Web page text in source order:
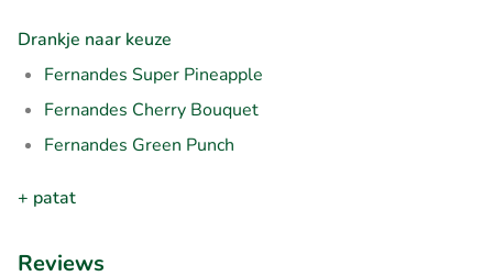
Drankje naar keuze
Fernandes Super Pineapple
Fernandes Cherry Bouquet
Fernandes Green Punch
+ patat
Reviews